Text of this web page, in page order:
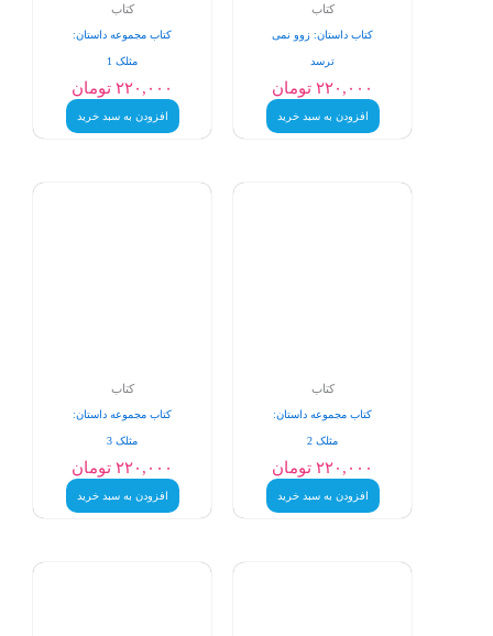
کتاب
کتاب داستان: زوو نمی
ترسد
۲۲۰,۰۰۰ تومان
افزودن به سبد خرید
کتاب
کتاب مجموعه داستان:
مثلک 1
۲۲۰,۰۰۰ تومان
افزودن به سبد خرید
کتاب
کتاب مجموعه داستان:
مثلک 2
۲۲۰,۰۰۰ تومان
افزودن به سبد خرید
کتاب
کتاب مجموعه داستان:
مثلک 3
۲۲۰,۰۰۰ تومان
افزودن به سبد خرید